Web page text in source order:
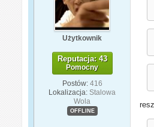
Użytkownik
Reputacja: 43
Pomocny
Postów: 416
Lokalizacja: Stalowa
Wola
OFFLINE